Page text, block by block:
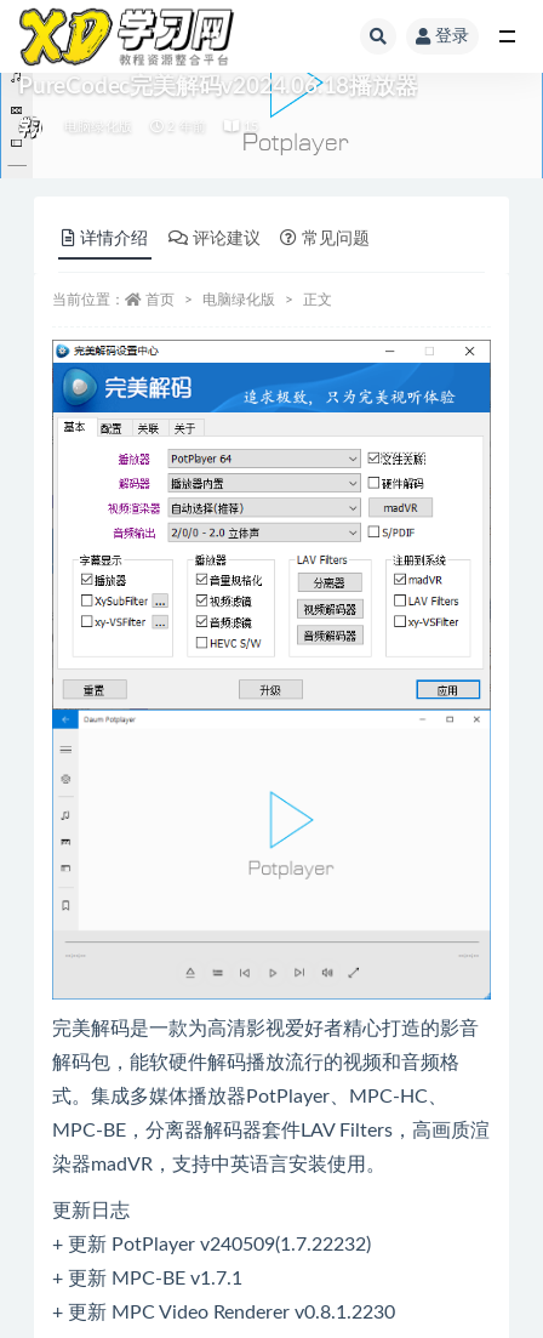
登录
PureCodec完美解码v2024.06.18播放器
电脑绿化版 2 年前 15
详情介绍 评论建议 常见问题
当前位置： 首页 电脑绿化版 正文
完美解码是一款为高清影视爱好者精心打造的影音
解码包，能软硬件解码播放流行的视频和音频格
式。集成多媒体播放器PotPlayer、MPC-HC、
MPC-BE，分离器解码器套件LAV Filters，高画质渲
染器madVR，支持中英语言安装使用。
更新日志
+ 更新 PotPlayer v240509(1.7.22232)
+ 更新 MPC-BE v1.7.1
+ 更新 MPC Video Renderer v0.8.1.2230